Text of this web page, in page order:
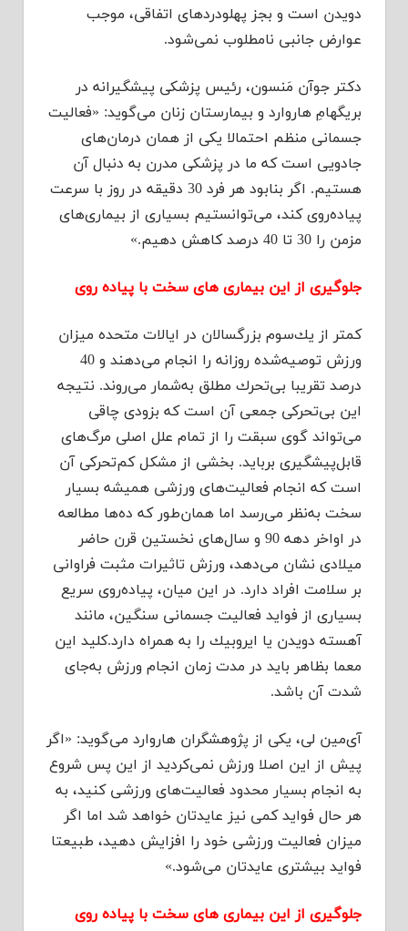
دویدن است و بجز پهلودردهای اتفاقی، موجب
عوارض جانبی نامطلوب نمی‌شود.
دكتر جوآن مَنسون، رئیس پزشكی پیشگیرانه در
بریگهامِ هاروارد و بیمارستان زنان می‌گوید: «فعالیت
جسمانی منظم احتمالا یكی از همان درمان‌های
جادویی است كه ما در پزشكی مدرن به دنبال آن
هستیم. اگر بنابود هر فرد 30 دقیقه در روز با سرعت
پیاده‌روی كند، می‌توانستیم بسیاری از بیماری‌های
مزمن را 30 تا 40 درصد كاهش دهیم.»
جلوگیری از این بیماری های سخت با پیاده روی
كمتر از یك‌سوم بزرگسالان در ایالات متحده میزان
ورزش‌ توصیه‌شده روزانه را انجام می‌دهند و 40
درصد تقریبا بی‌تحرك مطلق به‌شمار می‌روند. نتیجه
این بی‌تحركی جمعی آن است كه بزودی چاقی
می‌تواند گوی سبقت را از تمام علل اصلی مرگ‌های
قابل‌پیشگیری برباید. بخشی از مشكل كم‌تحركی آن
است كه انجام فعالیت‌های ورزشی همیشه بسیار
سخت به‌نظر می‌رسد‌ اما همان‌طور كه ده‌ها مطالعه
در اواخر دهه 90 و سال‌های نخستین قرن حاضر
میلادی نشان می‌دهد، ورزش تاثیرات مثبت فراوانی
بر سلامت افراد دارد. در این میان، پیاده‌روی سریع
بسیاری از فواید فعالیت‌ جسمانی سنگین، مانند
آهسته دویدن یا ایروبیك را به همراه دارد.كلید این
معما بظاهر باید در مدت زمان انجام ورزش به‌جای
شدت آن باشد.
آی‌مین لی، یكی از پژوهشگران هاروارد می‌گوید: «اگر
پیش از این اصلا ورزش نمی‌كردید از این پس شروع
به انجام بسیار محدود فعالیت‌های ورزشی كنید، به
هر حال فواید كمی نیز عایدتان خواهد شد اما اگر
میزان فعالیت ورزشی خود را افزایش دهید، طبیعتا
فواید بیشتری عایدتان می‌شود.»
جلوگیری از این بیماری های سخت با پیاده روی